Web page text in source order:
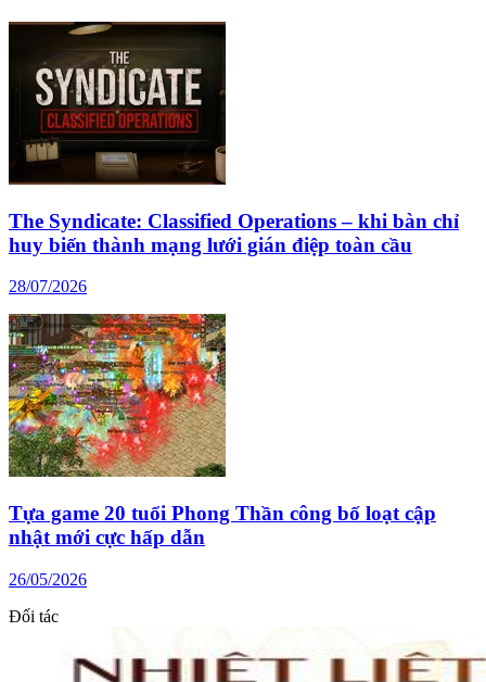
The Syndicate: Classified Operations – khi bàn chỉ
huy biến thành mạng lưới gián điệp toàn cầu
28/07/2026
Tựa game 20 tuổi Phong Thần công bố loạt cập
nhật mới cực hấp dẫn
26/05/2026
Đối tác